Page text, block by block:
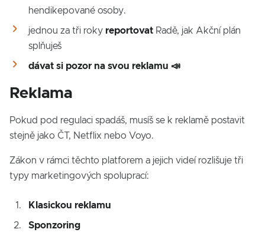
hendikepované osoby.
jednou za tři roky reportovat Radě, jak Akční plán
splňuješ
dávat si pozor na svou reklamu 📣
Reklama
Pokud pod regulaci spadáš, musíš se k reklamě postavit
stejně jako ČT, Netflix nebo Voyo.
Zákon v rámci těchto platforem a jejich videí rozlišuje tři
typy marketingových spoluprací:
Klasickou reklamu
Sponzoring